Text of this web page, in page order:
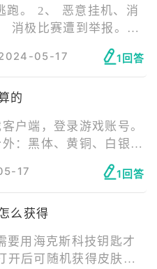
员。这个名单还不包括
型解说，如小智、小漠
跑。 2、 恶意挂机、消
消极比赛遭到举报。
，使用外挂等影响
在游戏中发布虚假、诈
、法律等信息。 6、 冒
骗。 7、 其他恶劣游戏
05-17 1回答
的
户端，登录游戏账号。
：黑体、黄铜、白银、
师、宗师、王者。 3、
师段位胜点最高的500个
4、最后傲世宗师胜点
王者的段位。
17 1回答
么获得
要用海克斯科技钥匙才
开后可随机获得皮肤、